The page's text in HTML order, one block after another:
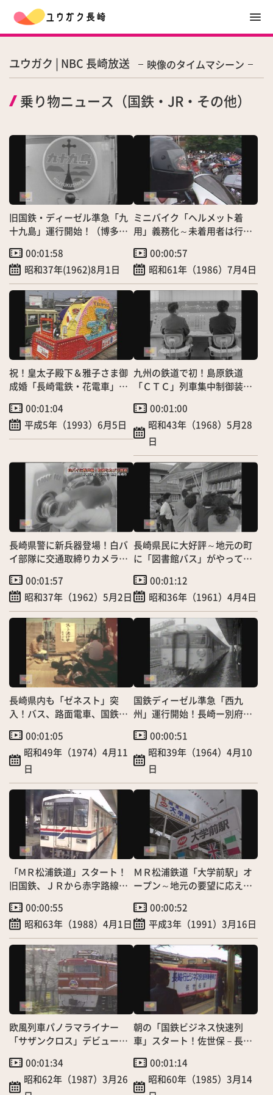
ユウガク | NBC 長崎放送 映像のタイムマシーン
乗り物ニュース（国鉄・JR・その他）
旧国鉄・ディーゼル準急「九
十九島」運行開始！（博多～
00:01:58
昭和37年(1962)8月1日
ミニバイク「ヘルメット着
用」義務化～未着用者は行政
00:00:57
昭和61年（1986）7月4日
祝！皇太子殿下＆雅子さま御
成婚「長崎電鉄・花電車」走
00:01:04
平成5年（1993）6月5日
九州の鉄道で初！島原鉄道
「ＣＴＣ」列車集中制御装置
00:01:00
昭和43年（1968）5月28
日
長崎県警に新兵器登場！白バ
イ部隊に交通取締りカメラ搭
00:01:57
昭和37年（1962）5月2日
長崎県民に大好評～地元の町
に「図書館バス」がやってき
00:01:12
昭和36年（1961）4月4日
長崎県内も「ゼネスト」突
入！バス、路面電車、国鉄列
00:01:05
昭和49年（1974）4月11
日
国鉄ディーゼル準急「西九
州」運行開始！長崎ー別府間
00:00:51
昭和39年（1964）4月10
日
「ⅯＲ松浦鉄道」スタート！
旧国鉄、ＪＲから赤字路線の
00:00:55
昭和63年（1988）4月1日
ＭＲ松浦鉄道「大学前駅」オ
ープン～地元の要望に応えて
00:00:52
平成3年（1991）3月16日
欧風列車パノラマライナー
「サザンクロス」デビュー！
00:01:34
昭和62年（1987）3月26
朝の「国鉄ビジネス快速列
車」スタート！佐世保－長崎
に好評00:01:14
昭和60年（1985）3月14